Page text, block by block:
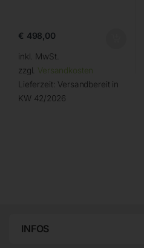
€ 498,00
inkl. MwSt.
zzgl. Versandkosten
Lieferzeit: Versandbereit in
KW 42/2026
INFOS